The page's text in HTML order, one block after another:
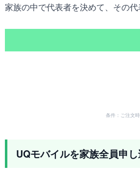
家族の中で代表者を決めて、その
条件：ご注文
UQモバイルを家族全員申